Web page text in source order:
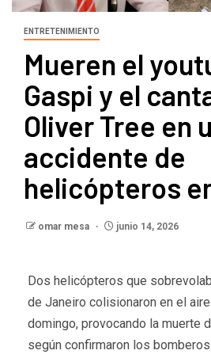
ENTRETENIMIENTO
Mueren el
Gaspi y el
Oliver Tree en
accidente de
helicópteros
omar mesa junio 14, 2026
Dos helicópteros que
de Janeiro colisionaron en el
domingo, provocando la muerte
según confirmaron los